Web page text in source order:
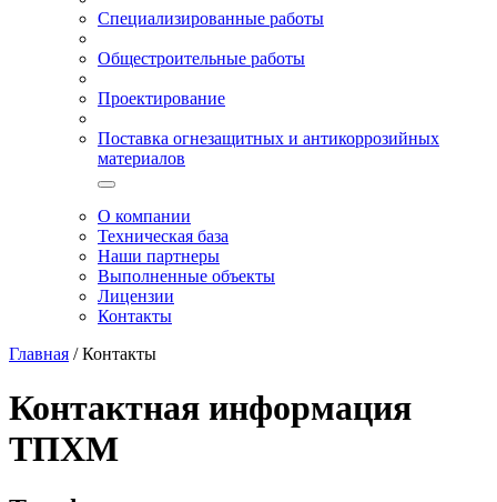
Специализированные работы
Общестроительные работы
Проектирование
Поставка огнезащитных и антикоррозийных
материалов
О компании
Техническая база
Наши партнеры
Выполненные объекты
Лицензии
Контакты
Главная /Контакты
Контактная информация
ТПХМ